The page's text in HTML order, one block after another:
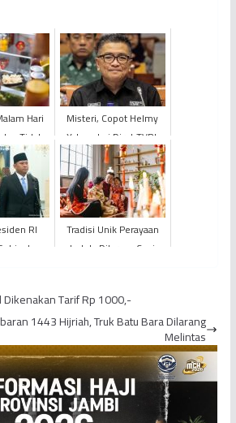
Hari
Tidak
Misteri, Copot Helmy
Yahya dari Dirut TVRI,
Dewas Tak Dapat
Dihubungi?
RI
Tradisi Unik Perayaan
Imlek, Dilarang Cuci
Dikenakan Tarif Rp 1000,-
1443 Hijriah, Truk Batu Bara Dilarang
Melintas